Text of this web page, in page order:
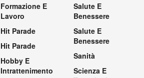
Formazione E
Lavoro
Hit Parade
Hit Parade
Hobby E
Intrattenimento
Salute E
Benessere
Salute E
Benessere
Sanità
Scienza E